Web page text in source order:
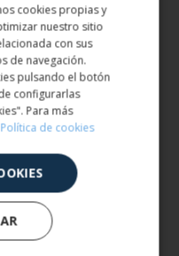
SPANISH
ENGLISH
cookies propias y
nuestro sitio
con sus
de navegación.
pulsando el botón
configurarlas
Para más
Política de cookies